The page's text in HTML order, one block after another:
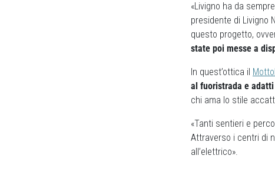
«Livigno ha da
presidente di Livigno
questo progetto,
state poi messe a
In quest’ottica il
al fuoristrada e
chi ama lo stile
«Tanti sentieri e
Attraverso i centri di
all’elettrico».